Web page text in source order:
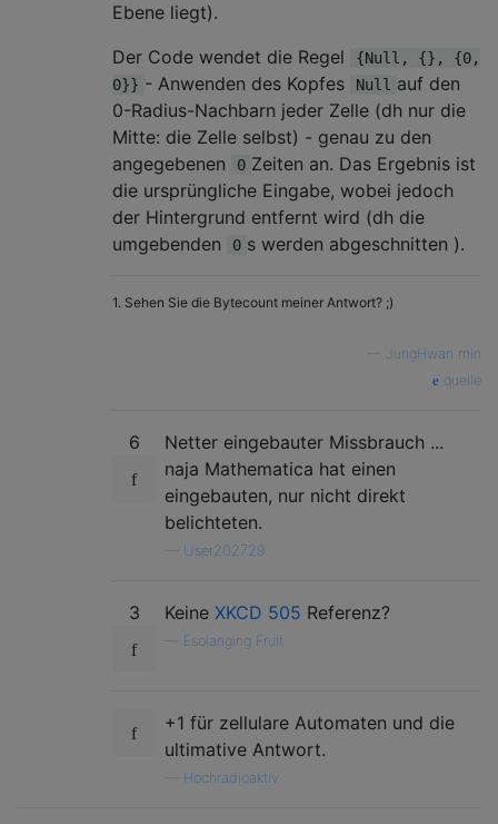
Ebene liegt).
Der Code wendet die Regel
{Null, {}, {0,
0}} - Anwenden des Kopfes Null auf den
0-Radius-Nachbarn jeder Zelle (dh nur die
Mitte: die Zelle selbst) - genau zu den
angegebenen
0 Zeiten an. Das Ergebnis ist
die ursprüngliche Eingabe, wobei jedoch
der Hintergrund entfernt wird (dh die
umgebenden
0 s werden abgeschnitten ).
1. Sehen Sie die Bytecount meiner Antwort? ;)
JungHwan min
quelle
6
Netter eingebauter Missbrauch ...
naja Mathematica hat einen
eingebauten, nur nicht direkt
belichteten.
User202729
3 Keine XKCD 505 Referenz?
Esolanging Fruit
+1 für zellulare Automaten und die
ultimative Antwort.
Hochradioaktiv